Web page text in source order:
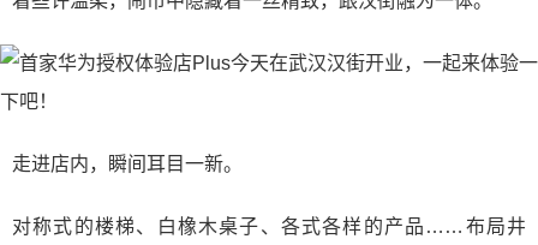
走进店内，瞬间耳目一新。
对称式的楼梯、白橡木桌子、各式各样的产品……布局井